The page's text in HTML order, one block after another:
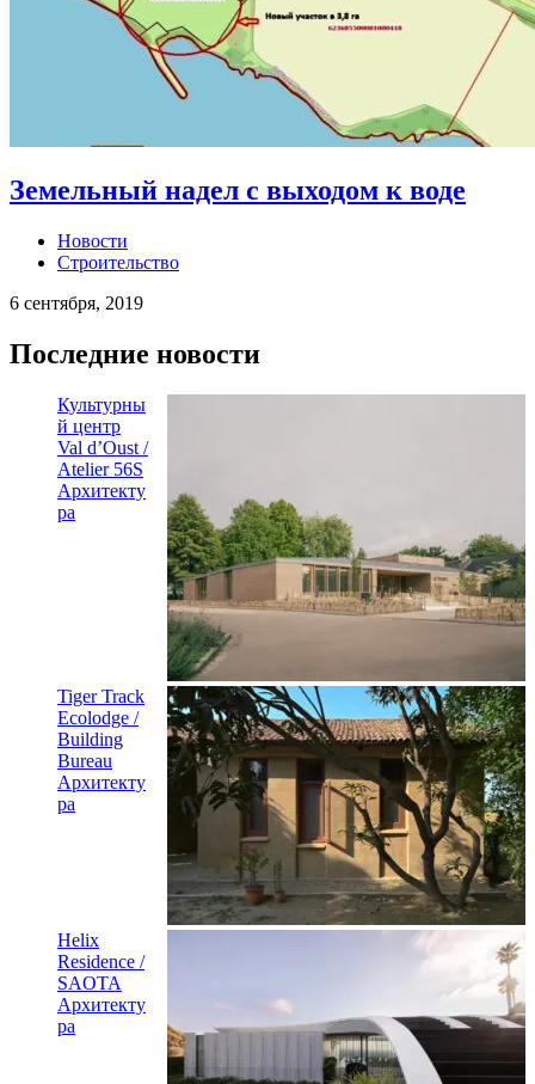
Земельный надел с выходом к воде
Новости
Строительство
6 сентября, 2019
Последние новости
Культурны
й центр
Val d’Oust /
Atelier 56S
Архитекту
ра
Tiger Track
Ecolodge /
Building
Bureau
Архитекту
ра
Helix
Residence /
SAOTA
Архитекту
ра